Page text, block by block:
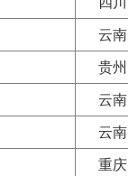
云南
贵州
云南
云南
重庆